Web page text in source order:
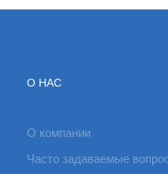
О НАС
О компании
Часто задаваемые